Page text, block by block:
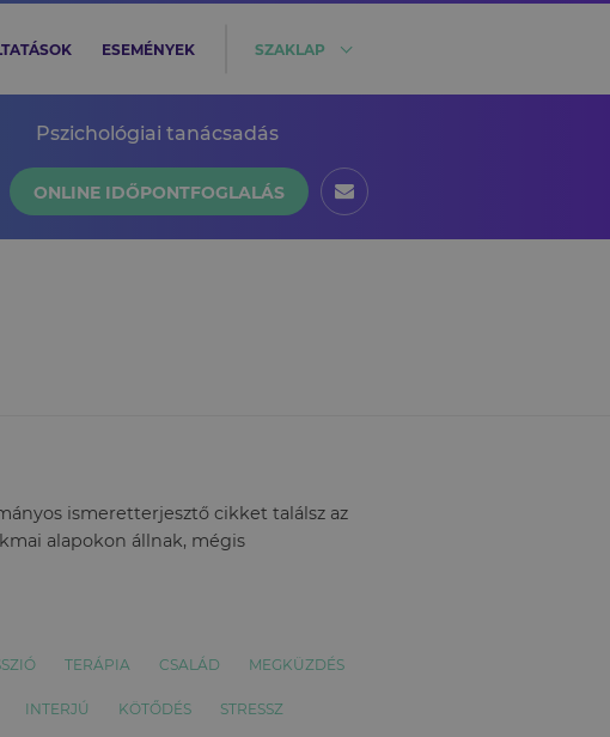
ESEMÉNYEK SZAKLAP
Pszichológiai tanácsadás
ONLINE IDŐPONTFOGLALÁS
ismeretterjesztő cikket találsz az
alapokon állnak, mégis
TERÁPIA CSALÁD MEGKÜZDÉS
INTERJÚ KÖTŐDÉS STRESSZ